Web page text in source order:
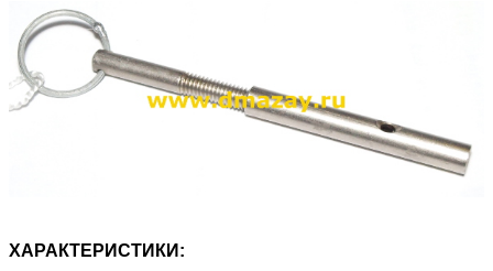
ХАРАКТЕРИСТИКИ: